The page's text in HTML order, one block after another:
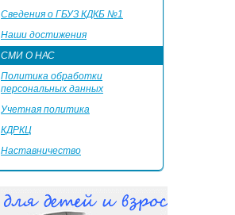
Сведения о ГБУЗ КДКБ №1
Наши достижения
СМИ О НАС
Политика обработки
персональных данных
Учетная политика
КДРКЦ
Наставничество